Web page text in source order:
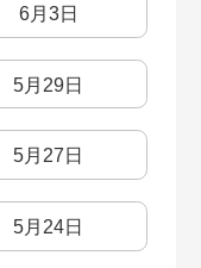
6月3日
5月29日
5月27日
5月24日